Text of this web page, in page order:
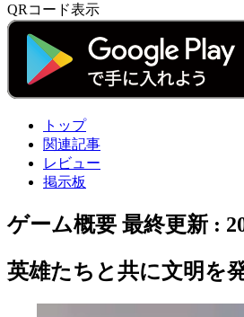
QRコード表示
トップ
関連記事
レビュー
掲示板
ゲーム概要 最終更新 :
英雄たちと共に文明を